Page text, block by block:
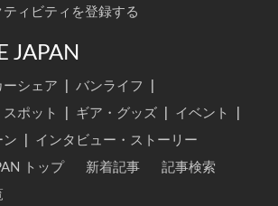
ィビティを登録する
JAPAN
ーシェア バンライフ
ポット
ギア・グッズ イベント
ン
インタビュー・ストーリー
トップ
新着記事
記事検索